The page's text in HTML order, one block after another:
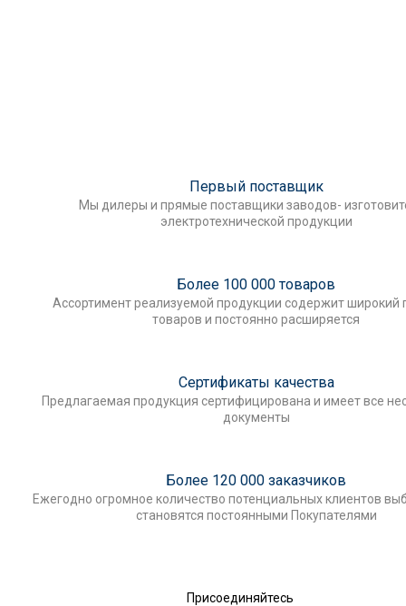
Первый поставщик
Мы дилеры и прямые поставщики заводов-
электротехнической продукции
Более 100 000 товаров
Ассортимент реализуемой продукции содержит широкий
товаров и постоянно расширяется
Сертификаты качества
Предлагаемая продукция сертифицирована и имеет все
документы
Более 120 000 заказчиков
Ежегодно огромное количество потенциальных клиентов
становятся постоянными Покупателями
Присоединяйтесь